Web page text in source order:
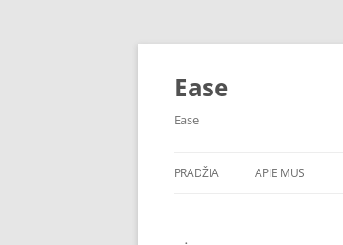
Pereiti
Ease
Ease
PRADŽIA APIE MUS